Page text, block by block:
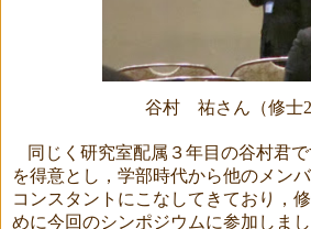
谷村 祐さん（修士2
同じく研究室配属３年目の谷村君
を得意とし，学部時代から他のメン
コンスタントにこなしてきており，
めに今回のシンポジウムに参加しま